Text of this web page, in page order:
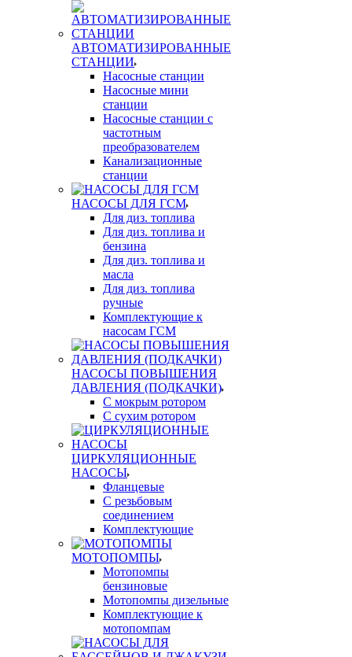
АВТОМАТИЗИРОВАННЫЕ
СТАНЦИИ
Насосные станции
Насосные мини
станции
Насосные станции с
частотным
преобразователем
Канализационные
станции
НАСОСЫ ДЛЯ ГСМ
Для диз. топлива
Для диз. топлива и
бензина
Для диз. топлива и
масла
Для диз. топлива
ручные
Комплектующие к
насосам ГСМ
НАСОСЫ ПОВЫШЕНИЯ
ДАВЛЕНИЯ (ПОДКАЧКИ)
С мокрым ротором
С сухим ротором
ЦИРКУЛЯЦИОННЫЕ
НАСОСЫ
Фланцевые
С резьбовым
соединением
Комплектующие
МОТОПОМПЫ
Мотопомпы
бензиновые
Мотопомпы дизельные
Комплектующие к
мотопомпам